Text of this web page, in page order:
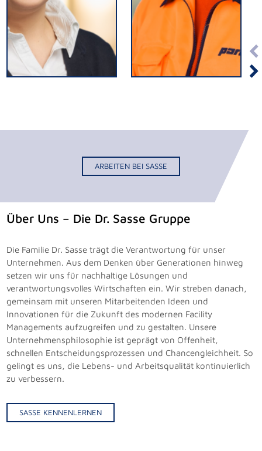
ARBEITEN BEI SASSE
Über Uns – Die Dr. Sasse Gruppe
Die Familie Dr. Sasse trägt die Verantwortung für unser
Unternehmen. Aus dem Denken über Generationen hinweg
setzen wir uns für nachhaltige Lösungen und
verantwortungsvolles Wirtschaften ein. Wir streben danach,
gemeinsam mit unseren Mitarbeitenden Ideen und
Innovationen für die Zukunft des modernen Facility
Managements aufzugreifen und zu gestalten. Unsere
Unternehmensphilosophie ist geprägt von Offenheit,
schnellen Entscheidungsprozessen und Chancengleichheit. So
gelingt es uns, die Lebens- und Arbeitsqualität kontinuierlich
zu verbessern.
SASSE KENNENLERNEN